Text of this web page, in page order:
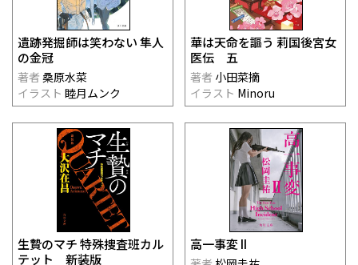
遺跡発掘師は笑わない 隼人
の金冠
著者 桑原水菜
イラスト 睦月ムンク
華は天命を謳う 莉国後宮女
医伝 五
著者 小田菜摘
イラスト Minoru
生贄のマチ 特殊捜査班カル
テット 新装版
高一事変 II